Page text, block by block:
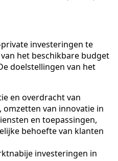
investeringen te
het beschikbare budget
doelstellingen van het
en overdracht van
van innovatie in
en toepassingen,
behoefte van klanten
investeringen in